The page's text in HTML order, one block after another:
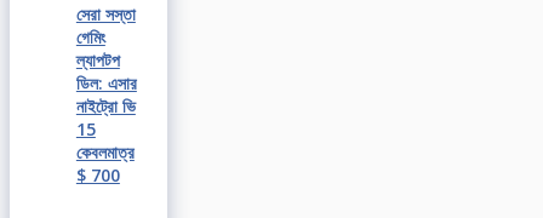
সেরা সস্তা
গেমিং
ল্যাপটপ
ডিল: এসার
নাইট্রো ভি
15
কেবলমাত্র
$ 700